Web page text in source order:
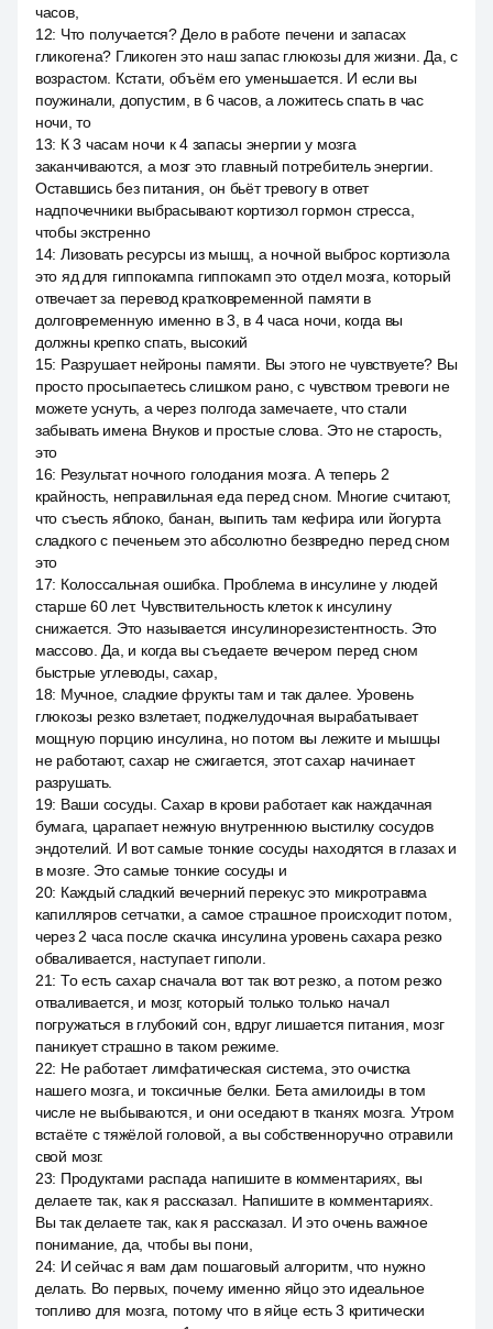
часов,
12: Что получается? Дело в работе печени и запасах
гликогена? Гликоген это наш запас глюкозы для жизни. Да, с
возрастом. Кстати, объём его уменьшается. И если вы
поужинали, допустим, в 6 часов, а ложитесь спать в час
ночи, то
13: К 3 часам ночи к 4 запасы энергии у мозга
заканчиваются, а мозг это главный потребитель энергии.
Оставшись без питания, он бьёт тревогу в ответ
надпочечники выбрасывают кортизол гормон стресса,
чтобы экстренно
14: Лизовать ресурсы из мышц, а ночной выброс кортизола
это яд для гиппокампа гиппокамп это отдел мозга, который
отвечает за перевод кратковременной памяти в
долговременную именно в 3, в 4 часа ночи, когда вы
должны крепко спать, высокий
15: Разрушает нейроны памяти. Вы этого не чувствуете? Вы
просто просыпаетесь слишком рано, с чувством тревоги не
можете уснуть, а через полгода замечаете, что стали
забывать имена Внуков и простые слова. Это не старость,
это
16: Результат ночного голодания мозга. А теперь 2
крайность, неправильная еда перед сном. Многие считают,
что съесть яблоко, банан, выпить там кефира или йогурта
сладкого с печеньем это абсолютно безвредно перед сном
это
17: Колоссальная ошибка. Проблема в инсулине у людей
старше 60 лет. Чувствительность клеток к инсулину
снижается. Это называется инсулинорезистентность. Это
массово. Да, и когда вы съедаете вечером перед сном
быстрые углеводы, сахар,
18: Мучное, сладкие фрукты там и так далее. Уровень
глюкозы резко взлетает, поджелудочная вырабатывает
мощную порцию инсулина, но потом вы лежите и мышцы
не работают, сахар не сжигается, этот сахар начинает
разрушать.
19: Ваши сосуды. Сахар в крови работает как наждачная
бумага, царапает нежную внутреннюю выстилку сосудов
эндотелий. И вот самые тонкие сосуды находятся в глазах и
в мозге. Это самые тонкие сосуды и
20: Каждый сладкий вечерний перекус это микротравма
капилляров сетчатки, а самое страшное происходит потом,
через 2 часа после скачка инсулина уровень сахара резко
обваливается, наступает гиполи.
21: То есть сахар сначала вот так вот резко, а потом резко
отваливается, и мозг, который только только начал
погружаться в глубокий сон, вдруг лишается питания, мозг
паникует страшно в таком режиме.
22: Не работает лимфатическая система, это очистка
нашего мозга, и токсичные белки. Бета амилоиды в том
числе не выбываются, и они оседают в тканях мозга. Утром
встаёте с тяжёлой головой, а вы собственноручно отравили
свой мозг.
23: Продуктами распада напишите в комментариях, вы
делаете так, как я рассказал. Напишите в комментариях.
Вы так делаете так, как я рассказал. И это очень важное
понимание, да, чтобы вы пони,
24: И сейчас я вам дам пошаговый алгоритм, что нужно
делать. Во первых, почему именно яйцо это идеальное
топливо для мозга, потому что в яйце есть 3 критически